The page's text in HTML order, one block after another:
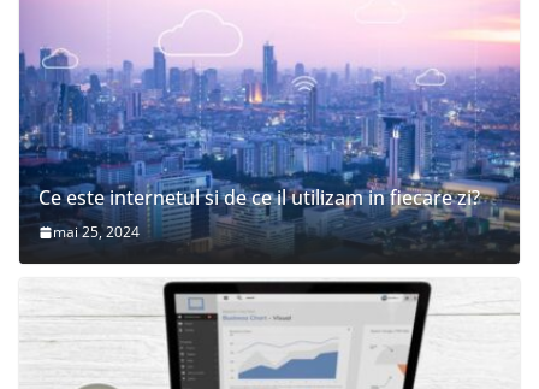
Ce este internetul si de ce il utilizam in fiecare zi?
mai 25, 2024